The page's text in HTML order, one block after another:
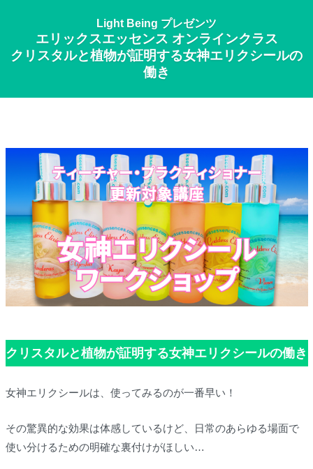
Light Being プレゼンツ
エリックスエッセンス オンラインクラス
クリスタルと植物が証明する女神エリクシールの
働き
クリスタルと植物が証明する女神エリクシールの働き
女神エリクシールは、使ってみるのが一番早い！
その驚異的な効果は体感しているけど、日常のあらゆる場面で
使い分けるための明確な裏付けがほしい…